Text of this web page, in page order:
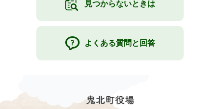
見つからないときは
よくある質問と回答